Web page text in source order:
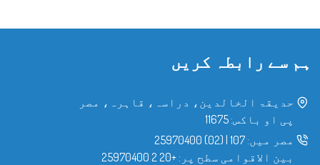
ہم سے رابطہ کریں
حدیقۃ الخالدین، دراسہ، قاہرہ، مصر
پی او باکس: 11675
مصر میں: 107
|
(02) 25970400
بین الاقوامی سطح پر: +20 2 25970400